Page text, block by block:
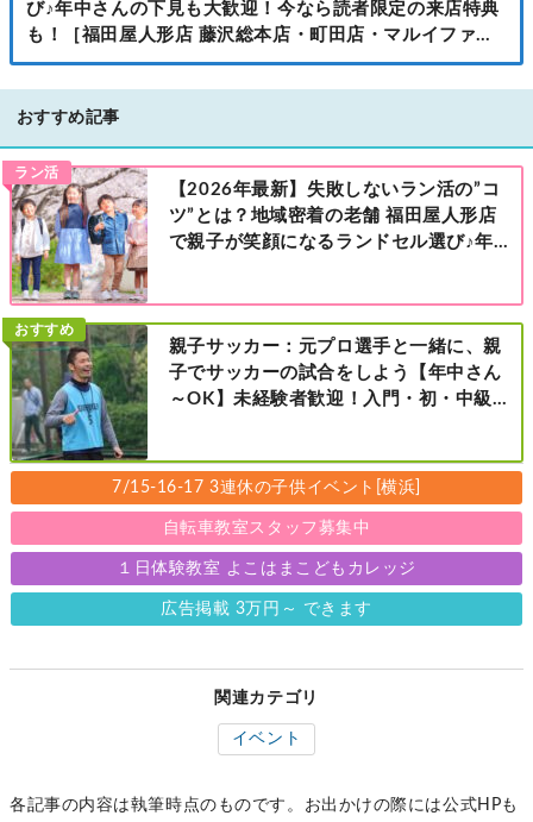
び♪年中さんの下見も大歓迎！今なら読者限定の来店特典
も！［福田屋人形店 藤沢総本店・町田店・マルイファミ
リー溝口店］
おすすめ記事
ラン活
【2026年最新】失敗しないラン活の”コ
ツ”とは？地域密着の老舗 福田屋人形店
で親子が笑顔になるランドセル選び♪年
店・町田店・マルイファミリー溝口店］
おすすめ
親子サッカー：元プロ選手と一緒に、親
子でサッカーの試合をしよう【年中さん
～OK】未経験者歓迎！入門・初・中級の
7/15-16-17 3連休の子供イベント[横浜]
自転車教室スタッフ募集中
１日体験教室 よこはまこどもカレッジ
広告掲載 3万円～ できます
関連カテゴリ
イベント
各記事の内容は執筆時点のものです。お出かけの際には公式HPも